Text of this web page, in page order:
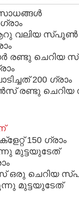
വലിയ സ്പൂണ്‍
രണ്ടു ചെറിയ
200 ഗ്രാം
രണ്ടു
150 ഗ്രാം
മുട്ടയുടേത്
ഒരു ചെറിയ
മുട്ടയുടേത്